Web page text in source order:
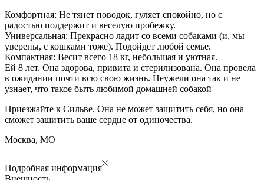
Комфортная: Не тянет поводок, гуляет спокойно, но с
радостью поддержит и веселую пробежку.
Универсальная: Прекрасно ладит со всеми собаками (и, мы
уверены, с кошками тоже). Подойдет любой семье.
Компактная: Весит всего 18 кг, небольшая и уютная.
Ей 8 лет. Она здорова, привита и стерилизована. Она провела
в ожидании почти всю свою жизнь. Неужели она так и не
узнает, что такое быть любимой домашней собакой
Приезжайте к Сильве. Она не может защитить себя, но она
сможет защитить ваше сердце от одиночества.
Москва, МО
Подробная информация